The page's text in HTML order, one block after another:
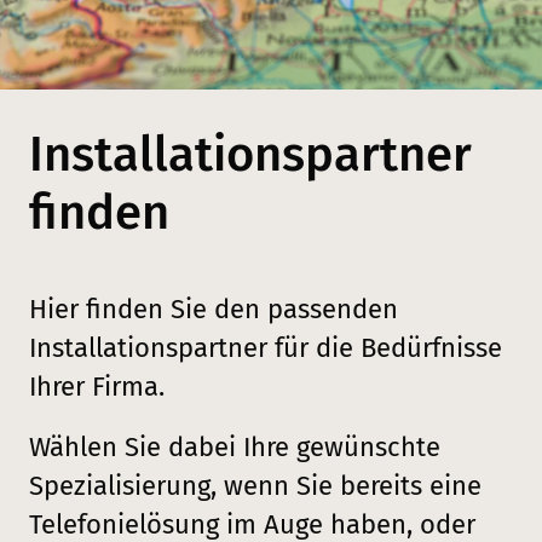
Installationspartner
finden
Hier finden Sie den passenden
Installationspartner für die Bedürfnisse
Ihrer Firma.
Wählen Sie dabei Ihre gewünschte
Spezialisierung, wenn Sie bereits eine
Telefonielösung im Auge haben, oder